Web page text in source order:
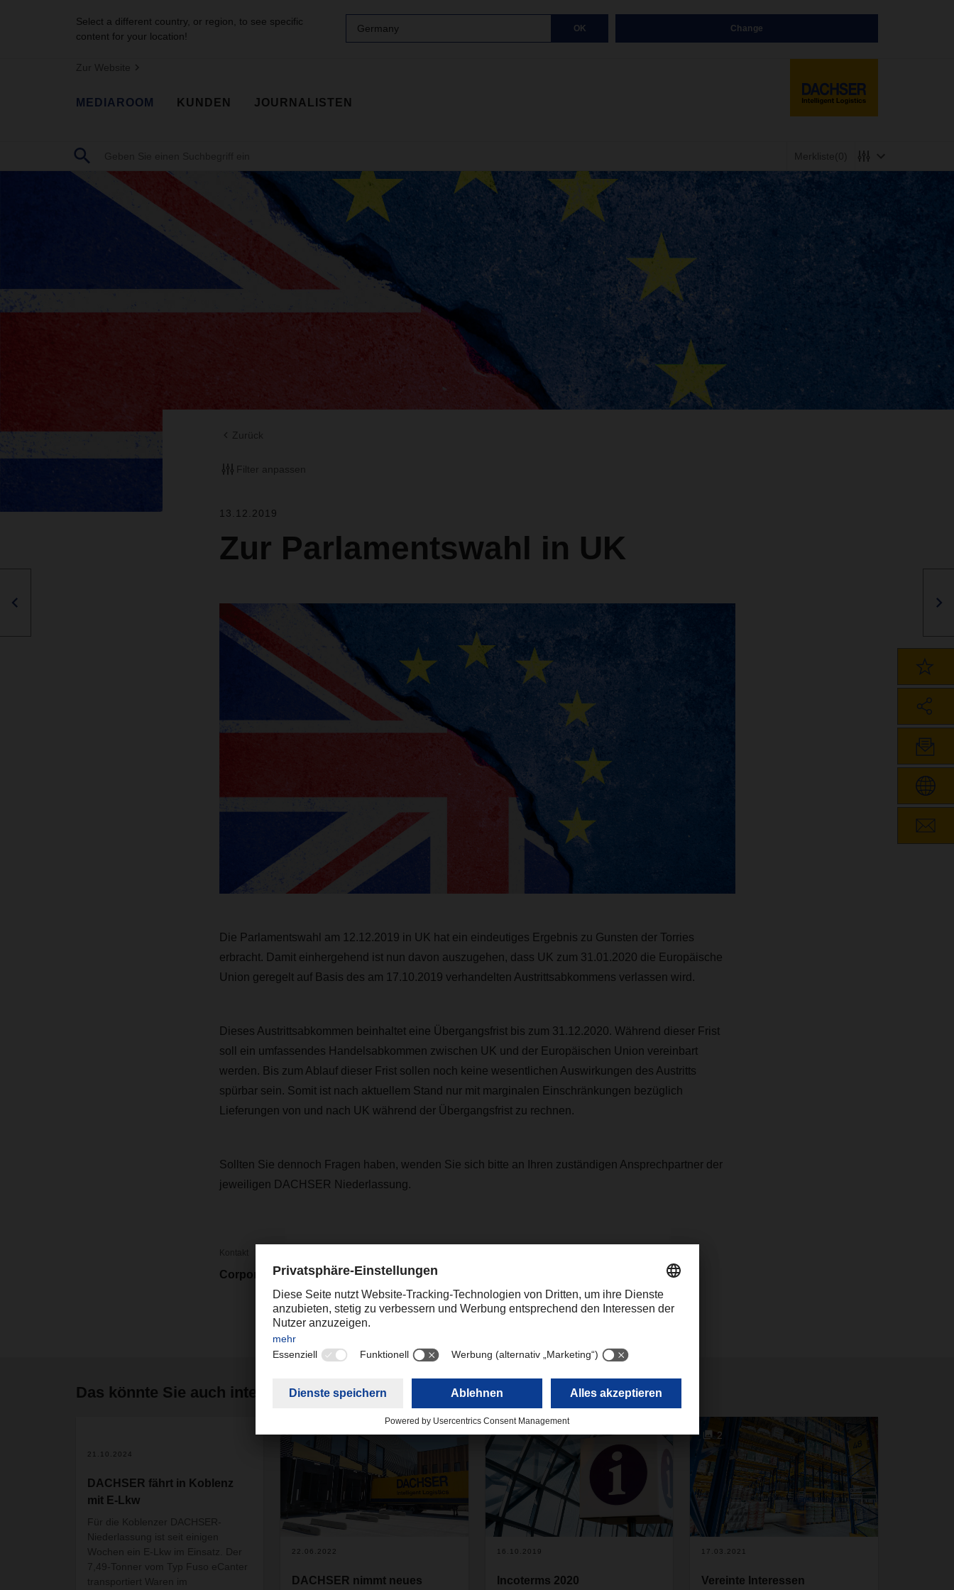
Select a different country, or region, to see specific
content for your location!
Germany OK Change
Zur Website
MEDIAROOM KUNDEN JOURNALISTEN
Merkliste(0)
Zurück
Filter anpassen
13.12.2019
Zur Parlamentswahl in UK
Die Parlamentswahl am 12.12.2019 in UK hat ein eindeutiges Ergebnis zu Gunsten der Torries
erbracht. Damit einhergehend ist nun davon auszugehen, dass UK zum 31.01.2020 die Europäische
Union geregelt auf Basis des am 17.10.2019 verhandelten Austrittsabkommens verlassen wird.
Dieses Austrittsabkommen beinhaltet eine Übergangsfrist bis zum 31.12.2020. Während dieser Frist
soll ein umfassendes Handelsabkommen zwischen UK und der Europäischen Union vereinbart
werden. Bis zum Ablauf dieser Frist sollen noch keine wesentlichen Auswirkungen des Austritts
spürbar sein. Somit ist nach aktuellem Stand nur mit marginalen Einschränkungen bezüglich
Lieferungen von und nach UK während der Übergangsfrist zu rechnen.
Sollten Sie dennoch Fragen haben, wenden Sie sich bitte an Ihren zuständigen Ansprechpartner der
jeweiligen DACHSER Niederlassung.
Kontakt
Corporate Marketing online.promotions@dachser.com
Das könnte Sie auch interessieren
21.10.2024
DACHSER fährt in Koblenz
mit E-Lkw
Für die Koblenzer DACHSER-
Niederlassung ist seit einigen
Wochen ein E-Lkw im Einsatz. Der
7,49-Tonner vom Typ Fuso eCanter
transportiert Waren im
22.06.2022
DACHSER nimmt neues
16.10.2019
Incoterms 2020
2
17.03.2021
Vereinte Interessen